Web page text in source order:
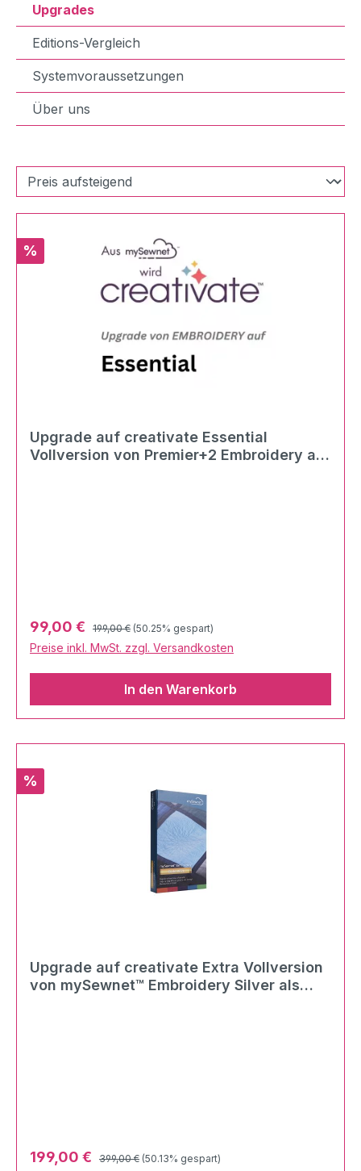
Upgrades
Editions-Vergleich
Systemvoraussetzungen
Über uns
Rabatt
%
Upgrade auf creativate Essential
Vollversion von Premier+2 Embroidery als
Verkaufspreis:
99,00 € Regulärer Preis:
199,00 € (50.25% gespart)
Preise inkl. MwSt. zzgl. Versandkosten
In den Warenkorb
Rabatt
%
Upgrade auf creativate Extra Vollversion
von mySewnet™ Embroidery Silver als
Verkaufspreis:
199,00 € Regulärer Preis:
399,00 € (50.13% gespart)